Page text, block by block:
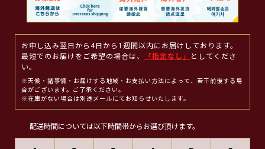
お申し込み翌日から4日から1週間以内にお届けしております。
最短でのお届けをご希望の場合は、
「指定なし」
としてくださ
い。
※天候・諸事情・お届けする地域・お支払い方法によって、若干前後する場
合がございます。ご了承ください。
※在庫がない場合は別途メールにてお知らせいたします。
配送時間については以下時間帯からお選び頂けます。